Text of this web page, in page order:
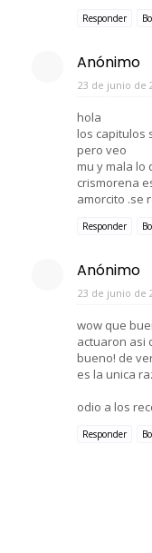
Responder
Anónimo
23 de junio de
hola
los capitulos
pero veo
mu y mala lo
crismorena
amorcito .se
Responder
Anónimo
23 de junio de
wow que
actuaron asi
bueno! de
es la unica
odio a los
Responder